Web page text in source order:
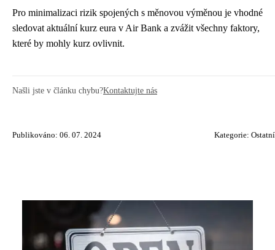
Pro minimalizaci rizik spojených s měnovou výměnou je vhodné
sledovat aktuální kurz eura v Air Bank a zvážit všechny faktory,
které by mohly kurz ovlivnit.
Našli jste v článku chybu?Kontaktujte nás
Publikováno: 06. 07. 2024 Kategorie: Ostatní